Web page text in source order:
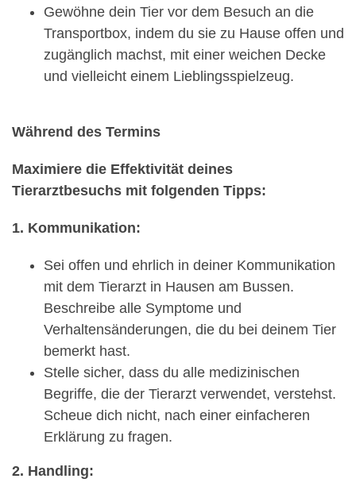
Gewöhne dein Tier vor dem Besuch an die
Transportbox, indem du sie zu Hause offen und
zugänglich machst, mit einer weichen Decke
und vielleicht einem Lieblingsspielzeug.
Während des Termins
Maximiere die Effektivität deines
Tierarztbesuchs mit folgenden Tipps:
1. Kommunikation:
Sei offen und ehrlich in deiner Kommunikation
mit dem Tierarzt in Hausen am Bussen.
Beschreibe alle Symptome und
Verhaltensänderungen, die du bei deinem Tier
bemerkt hast.
Stelle sicher, dass du alle medizinischen
Begriffe, die der Tierarzt verwendet, verstehst.
Scheue dich nicht, nach einer einfacheren
Erklärung zu fragen.
2. Handling: